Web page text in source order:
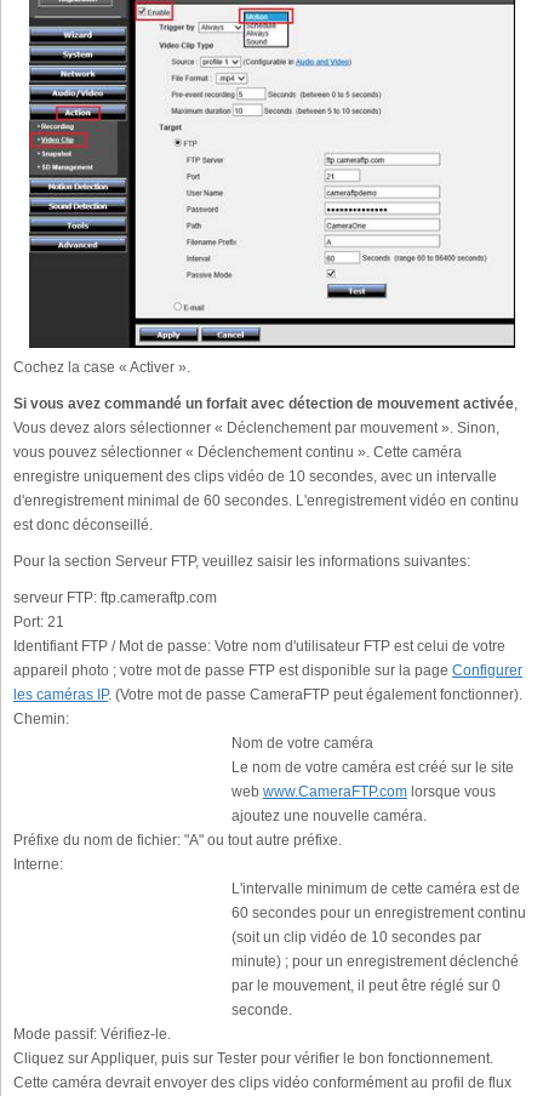
Cochez la case « Activer ».
Si vous avez commandé un forfait avec détection de mouvement activée
Vous devez alors sélectionner « Déclenchement par mouvement ». Sinon,
vous pouvez sélectionner « Déclenchement continu ». Cette caméra
enregistre uniquement des clips vidéo de 10 secondes, avec un intervalle
d'enregistrement minimal de 60 secondes. L'enregistrement vidéo en continu
est donc déconseillé.
Pour la section Serveur FTP, veuillez saisir les informations suivantes:
serveur FTP: ftp.cameraftp.com
Port: 21
Identifiant FTP / Mot de passe: Votre nom d'utilisateur FTP est celui de votre
appareil photo ; votre mot de passe FTP est disponible sur la page Configurer
les caméras IP. (Votre mot de passe CameraFTP peut également fonctionner).
Chemin:
Nom de votre caméra
Le nom de votre caméra est créé sur le site
web www.CameraFTP.com lorsque vous
ajoutez une nouvelle caméra.
Préfixe du nom de fichier: "A" ou tout autre préfixe.
Interne:
L'intervalle minimum de cette caméra est de
60 secondes pour un enregistrement continu
(soit un clip vidéo de 10 secondes par
minute) ; pour un enregistrement déclenché
par le mouvement, il peut être réglé sur 0
seconde.
Mode passif: Vérifiez-le.
Cliquez sur Appliquer, puis sur Tester pour vérifier le bon fonctionnement.
Cette caméra devrait envoyer des clips vidéo conformément au profil de flux